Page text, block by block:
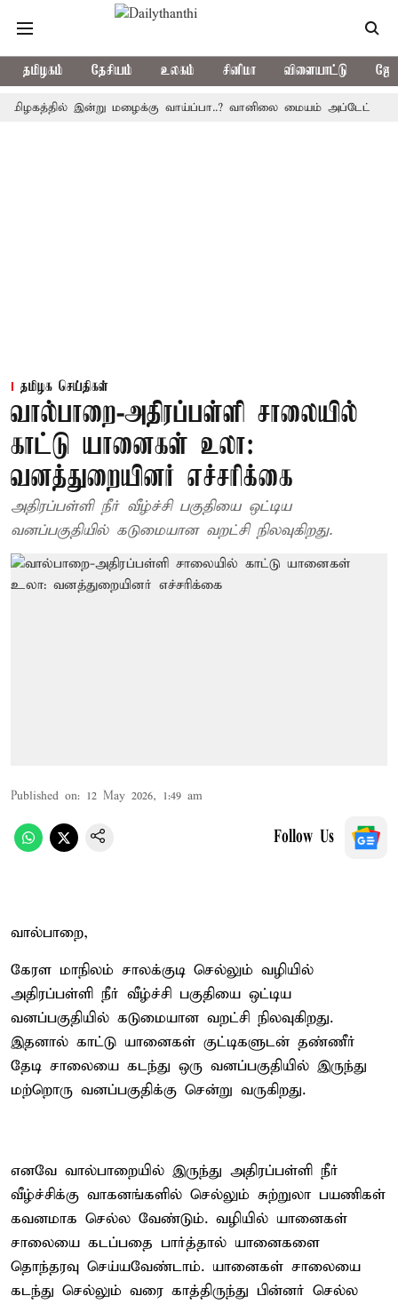
தமிழகம் தேசியம் உலகம் சினிமா விளையாட்டு
இன்று மழைக்கு வாய்ப்பா..? வானிலை மையம் அப்டேட்
தமிழக செய்திகள்
வால்பாறை-அதிரப்பள்ளி சாலையில்
காட்டு யானைகள் உலா:
வனத்துறையினர் எச்சரிக்கை
அதிரப்பள்ளி நீர் வீழ்ச்சி பகுதியை ஒட்டிய
வனப்பகுதியில் கடுமையான வறட்சி நிலவுகிறது.
Published on: 12 May 2026, 1:49 am
Follow Us
வால்பாறை,
கேரள மாநிலம் சாலக்குடி செல்லும் வழியில்
அதிரப்பள்ளி நீர் வீழ்ச்சி பகுதியை ஒட்டிய
வனப்பகுதியில் கடுமையான வறட்சி நிலவுகிறது.
இதனால் காட்டு யானைகள் குட்டிகளுடன் தண்ணீர்
தேடி சாலையை கடந்து ஒரு வனப்பகுதியில் இருந்து
மற்றொரு வனப்பகுதிக்கு சென்று வருகிறது.
எனவே வால்பாறையில் இருந்து அதிரப்பள்ளி நீர்
வீழ்ச்சிக்கு வாகனங்களில் செல்லும் சுற்றுலா பயணிகள்
கவனமாக செல்ல வேண்டும். வழியில் யானைகள்
சாலையை கடப்பதை பார்த்தால் யானைகளை
தொந்தரவு செய்யவேண்டாம். யானைகள் சாலையை
கடந்து செல்லும் வரை காத்திருந்து பின்னர் செல்ல